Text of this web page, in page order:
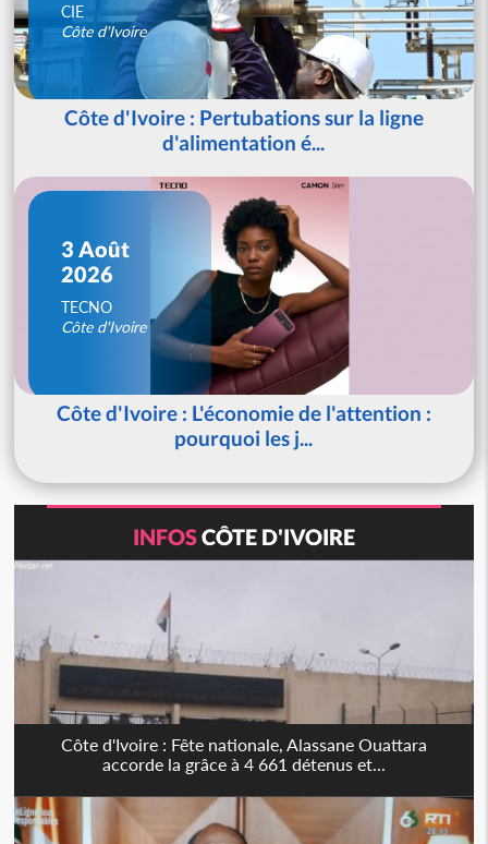
CIE
Côte d'Ivoire
Côte d'Ivoire : Pertubations sur la ligne
d'alimentation é...
3 Août
2026
TECNO
Côte d'Ivoire
Côte d'Ivoire : L'économie de l'attention :
pourquoi les j...
INFOSCÔTE D'IVOIRE
Côte d'Ivoire : Fête nationale, Alassane Ouattara
accorde la grâce à 4 661 détenus et...